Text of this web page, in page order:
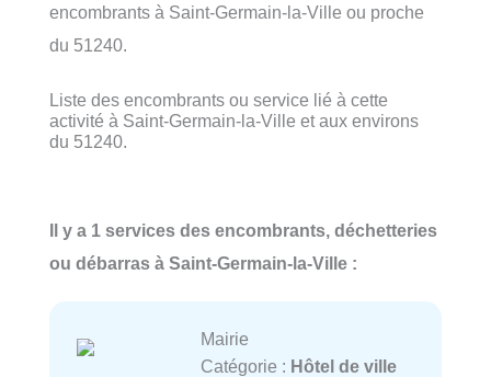
encombrants à Saint-Germain-la-Ville ou proche
du 51240.
Liste des encombrants ou service lié à cette
activité à Saint-Germain-la-Ville et aux environs
du 51240.
Il y a 1 services des encombrants, déchetteries
ou débarras à Saint-Germain-la-Ville :
Mairie
Catégorie : Hôtel de ville